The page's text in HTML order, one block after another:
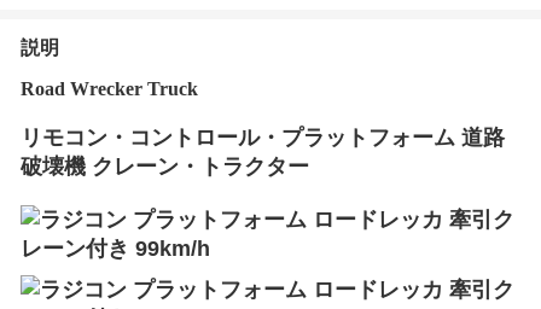
説明
Road Wrecker Truck
リモコン・コントロール・プラットフォーム 道路
破壊機 クレーン・トラクター